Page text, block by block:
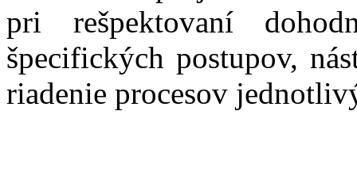
pri rešpektovaní
špecifických postupov,
riadenie procesov